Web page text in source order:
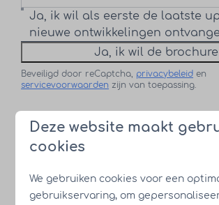
Ja, ik wil als eerste de laatste
nieuwe ontwikkelingen
Ja, ik wil de brochure
Beveiligd door reCaptcha, privacybeleid en
servicevoorwaarden zijn van toepassing.
Profiteer nu van onze
6% gegarandeerd
Deze website maakt
cookies
We gebruiken cookies voor een
gebruikservaring, om